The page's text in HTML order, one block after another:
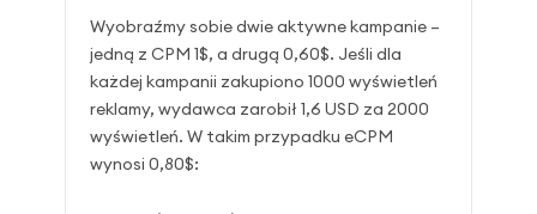
Wyobraźmy sobie dwie aktywne kampanie –
jedną z CPM 1$, a drugą 0,60$. Jeśli dla
każdej kampanii zakupiono 1000 wyświetleń
reklamy, wydawca zarobił 1,6 USD za 2000
wyświetleń. W takim przypadku eCPM
wynosi 0,80$: